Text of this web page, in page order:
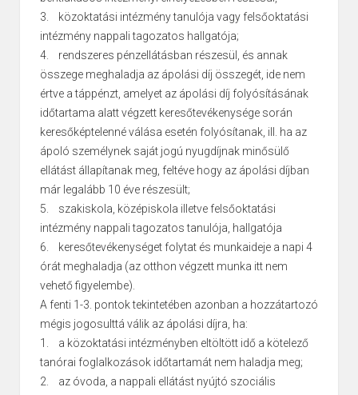
3. közoktatási intézmény tanulója vagy felsőoktatási
intézmény nappali tagozatos hallgatója;
4. rendszeres pénzellátásban részesül, és annak
összege meghaladja az ápolási díj összegét, ide nem
értve a táppénzt, amelyet az ápolási díj folyósításának
időtartama alatt végzett keresőtevékenysége során
keresőképtelenné válása esetén folyósítanak, ill. ha az
ápoló személynek saját jogú nyugdíjnak minősülő
ellátást állapítanak meg, feltéve hogy az ápolási díjban
már legalább 10 éve részesült;
5. szakiskola, középiskola illetve felsőoktatási
intézmény nappali tagozatos tanulója, hallgatója
6. keresőtevékenységet folytat és munkaideje a napi 4
órát meghaladja (az otthon végzett munka itt nem
vehető figyelembe).
A fenti 1-3. pontok tekintetében azonban a hozzátartozó
mégis jogosulttá válik az ápolási díjra, ha:
1. a közoktatási intézményben eltöltött idő a kötelező
tanórai foglalkozások időtartamát nem haladja meg;
2. az óvoda, a nappali ellátást nyújtó szociális